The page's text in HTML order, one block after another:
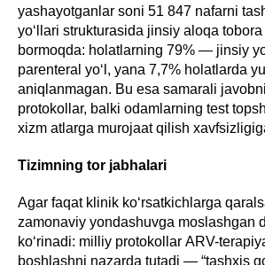
yashayotganlar soni 51 847 nafarni
yo‘llari strukturasida jinsiy aloqa
bormoqda: holatlarning 79% — jinsiy
parenteral yo‘l, yana 7,7% holatlarda
aniqlanmagan. Bu esa samarali
protokollar, balki odamlarning test
xizm atlarga murojaat qilish
Tizimning tor jabhalari
Agar faqat klinik ko‘rsatkichlarga
zamonaviy yondashuvga moslashgan
ko‘rinadi: milliy protokollar АRV-
boshlashni nazarda tutadi — “tashxis